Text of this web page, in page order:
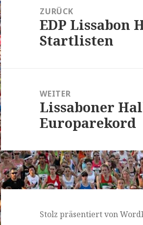
NavigationZURÜCK
Vorheriger
Beitrag:
EDP
Startlisten
WEITER
Nächster
Beitrag:
Lissaboner
Europarekord
Stolz präsentiert von